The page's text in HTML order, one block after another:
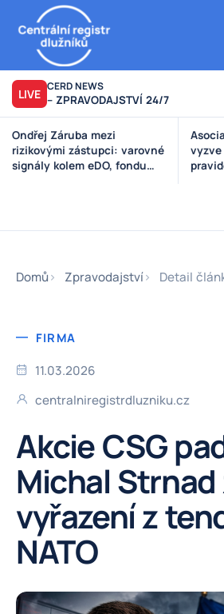
LIVE CERD NEWS
– ZPRAVODAJSTVÍ 24/7
Asociace držitelů dluhopisů
vyzve vládu ke zpřísnění
pravidel pro emise a správu
Domů Zpravodajství Detail
FIRMA
11.03.2026
centralniregistrdluzniku.cz
Akcie CSG
Michal
vyřazení z
NATO